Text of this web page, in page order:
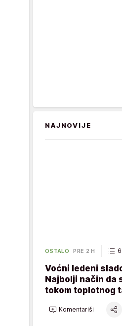
NAJNOVIJE
OSTALO PRE 2 H
Voćni ledeni
Najbolji način da
tokom toplotnog
Komentariši